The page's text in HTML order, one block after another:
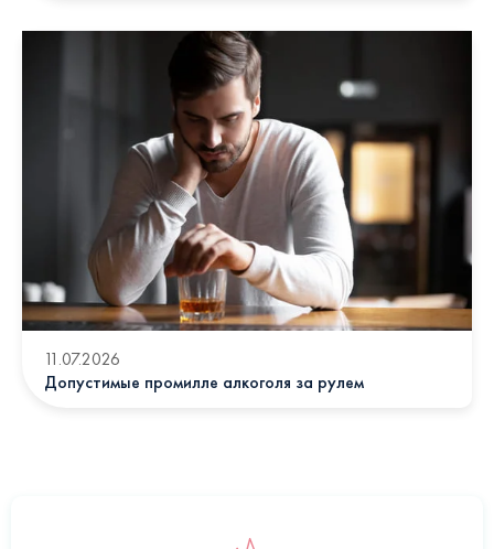
11.07.2026
Допустимые промилле алкоголя за рулем